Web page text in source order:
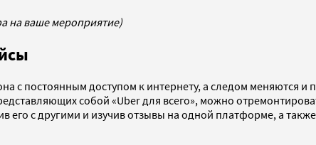
на ваше мероприятие)
с постоянным доступом к интернету, а следом меняются
собой «Uber для всего», можно
его с другими и изучив отзывы на одной платформе, а